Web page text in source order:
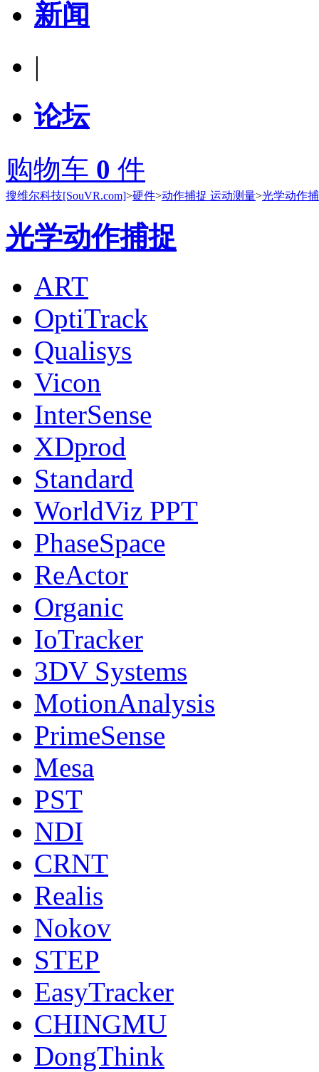
新闻
|
论坛
购物车 0 件
搜维尔科技[SouVR.com]>硬件>动作捕捉 运动测量>光学动作
光学动作捕捉
ART
OptiTrack
Qualisys
Vicon
InterSense
XDprod
Standard
WorldViz PPT
PhaseSpace
ReActor
Organic
IoTracker
3DV Systems
MotionAnalysis
PrimeSense
Mesa
PST
NDI
CRNT
Realis
Nokov
STEP
EasyTracker
CHINGMU
DongThink